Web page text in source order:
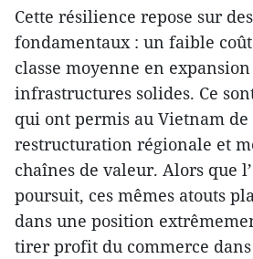
Cette résilience repose sur
fondamentaux : un faible
classe moyenne en
infrastructures solides. Ce
qui ont permis au Vietnam
restructuration régionale et
chaînes de valeur. Alors que
poursuit, ces mêmes atouts
dans une position
tirer profit du commerce dans